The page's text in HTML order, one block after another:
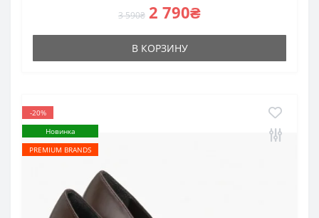
3 590₴ 2 790₴
В КОРЗИНУ
-20%
Новинка
PREMIUM BRANDS